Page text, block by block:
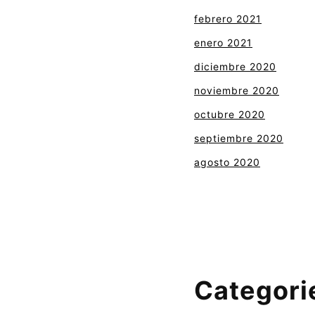
febrero 2021
enero 2021
diciembre 2020
noviembre 2020
octubre 2020
septiembre 2020
agosto 2020